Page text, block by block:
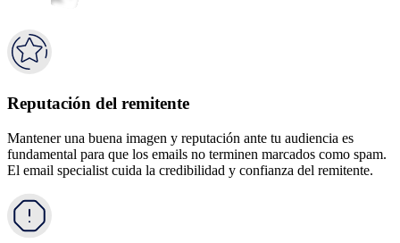
Reputación del remitente
Mantener una buena imagen y reputación ante tu audiencia es
fundamental para que los emails no terminen marcados como spam.
El email specialist cuida la credibilidad y confianza del remitente.